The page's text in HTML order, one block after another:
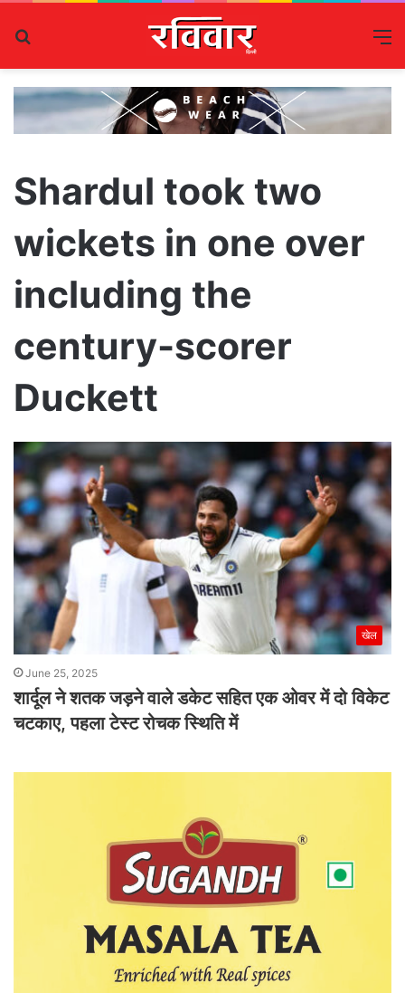
Shardul took two
wickets in one over
including the
century-scorer
Duckett
खेल
June 25, 2025
शार्दूल ने शतक जड़ने वाले डकेट सहित एक ओवर में दो विकेट
चटकाए, पहला टेस्ट रोचक स्थिति में